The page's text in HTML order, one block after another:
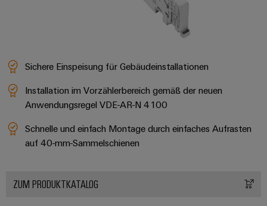
Sichere Einspeisung für Gebäudeinstallationen
Installation im Vorzählerbereich gemäß der neuen
Anwendungsregel VDE-AR-N 4100
Schnelle und einfach Montage durch einfaches Aufrasten
auf 40-mm-Sammelschienen
ZUM PRODUKTKATALOG